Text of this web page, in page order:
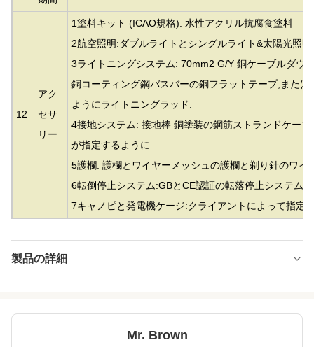
12
アク
セサ
リー
1塗料キット (ICAO規格): 水性アクリル抗腐食塗料
2航空照明:ダブルライトとシングルライト&太陽光照明
3ライトニングシステム: 70mm2 G/Y 銅ケーブルダウ
銅コーティング鋼バスバーの銅フラットテープ,また
ようにライトニングラッド.
4接地システム: 接地棒 銅塗装の鋼筋ストランドケー
が指定するように.
5護欄: 護欄とワイヤーメッシュの護欄と剃り針のワイ
6転倒停止システム:GBとCE認証の転落停止システム.
7キャノピと発電機ケージ:クライアントによって指定
製品の詳細
Height: 0-300m
Mr. Brown